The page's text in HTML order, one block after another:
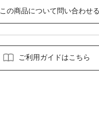
この商品について問い合わせる
ご利用ガイドはこちら